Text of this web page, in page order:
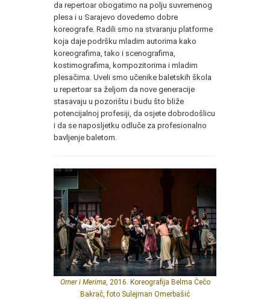
da repertoar obogatimo na polju suvremenog
plesa i u Sarajevo dovedemo dobre
koreografe. Radili smo na stvaranju platforme
koja daje podršku mladim autorima kako
koreografima, tako i scenografima,
kostimografima, kompozitorima i mladim
plesačima. Uveli smo učenike baletskih škola
u repertoar sa željom da nove generacije
stasavaju u pozorištu i budu što bliže
potencijalnoj profesiji, da osjete dobrodošlicu
i da se naposljetku odluče za profesionalno
bavljenje baletom.
Omer i Merima, 2016. Koreografija Belma Čečo
Bakrač, foto Sulejman Omerbašić